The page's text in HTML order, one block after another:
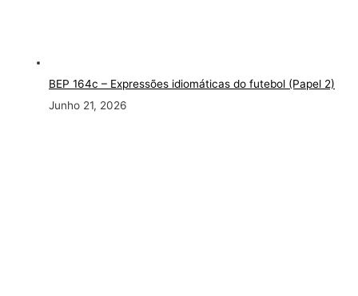
BEP 164c – Expressões idiomáticas do futebol (Papel 2)
Junho 21, 2026